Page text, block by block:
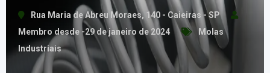
Rua Maria de Abreu Moraes, 140 - Caieiras - SP
Membro desde -29 de janeiro de 2024
Molas
Industriais